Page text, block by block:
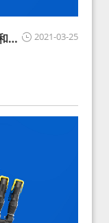
2021-03-25
展